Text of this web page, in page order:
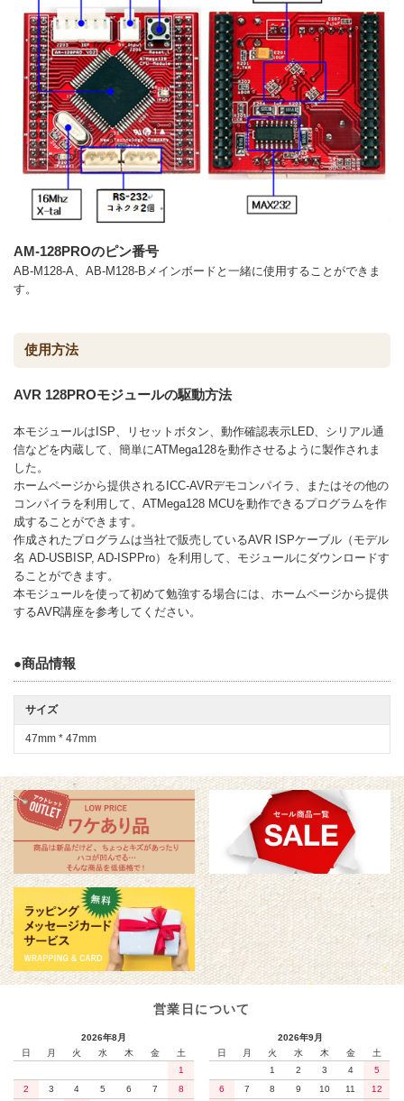
AM-128PROのピン番号
AB-M128-A、AB-M128-Bメインボードと一緒に使用することができま
す。
使用方法
AVR 128PROモジュールの駆動方法
本モジュールはISP、リセットボタン、動作確認表示LED、シリアル通
信などを内蔵して、簡単にATMega128を動作させるように製作されま
した。
ホームページから提供されるICC-AVRデモコンパイラ、またはその他の
コンパイラを利用して、ATMega128 MCUを動作できるプログラムを作
成することができます。
作成されたプログラムは当社で販売しているAVR ISPケーブル（モデル
名 AD-USBISP, AD-ISPPro）を利用して、モジュールにダウンロードす
ることができます。
本モジュールを使って初めて勉強する場合には、ホームページから提供
するAVR講座を参考してください。
●商品情報
サイズ
47mm * 47mm
営業日について
2026年8月
日
月 火 水 木 金
土
1
2
3 4 5 6 7
8
2026年9月
日
月 火 水 木 金
土
1
2 3 4
5
6
7 8 9 10 11
12